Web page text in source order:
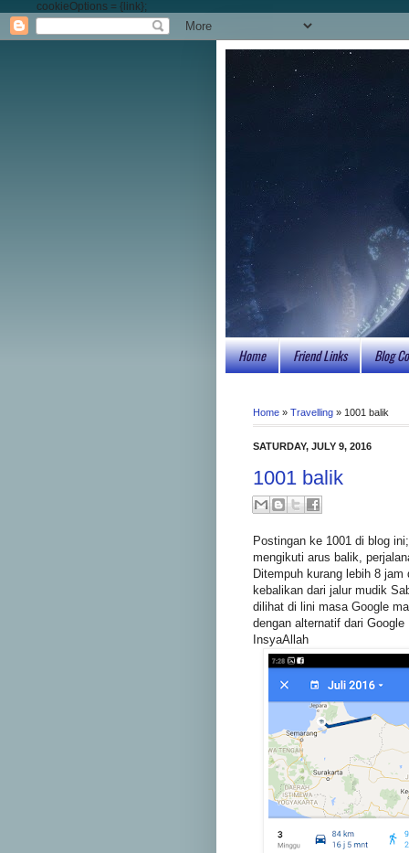
cookieOptions = {link};
Home Friend Links Blog
Home » Travelling » 1001 balik
SATURDAY, JULY 9, 2016
1001 balik
Postingan ke 1001 di blog
mengikuti arus balik,
Ditempuh kurang lebih 8
kebalikan dari jalur mudik
dilihat di lini masa Google
dengan alternatif dari
InsyaAllah